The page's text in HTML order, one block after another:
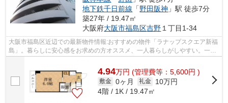
地下鉄千日前線 「野田阪神 」駅 徒歩7分
築27年 / 19.47㎡
大阪府大阪市福島区吉野１丁目1-34
大阪市福島区近辺での最新物件情報:おすすめの物件「ラナップスクエア新福
島」。暮らしに安心感をお求めの方オススメ、一人暮らしがしやすい。一人
4.94万円 (管理費等：5,600円 )
敷金 0ヶ月 礼金
10万円
4階 / 1K / 19.47㎡